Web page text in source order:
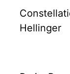
Hellinger